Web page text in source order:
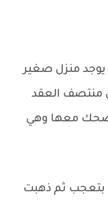
يوجد منزل صغير
منتصف العقد
يضحك معها وهي
بتعجب ثم ذهبت